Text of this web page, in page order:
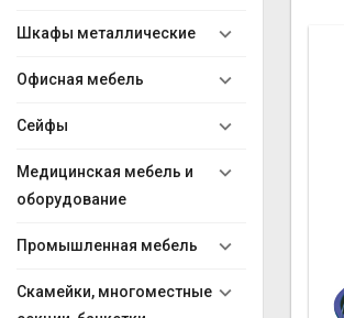
Шкафы металлические
Офисная мебель
Сейфы
Медицинская мебель и
оборудование
Промышленная мебель
Скамейки, многоместные